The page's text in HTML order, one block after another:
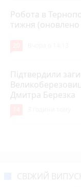
Робота в
тижня (оновлено
Підтвердили
Дмитра Березка